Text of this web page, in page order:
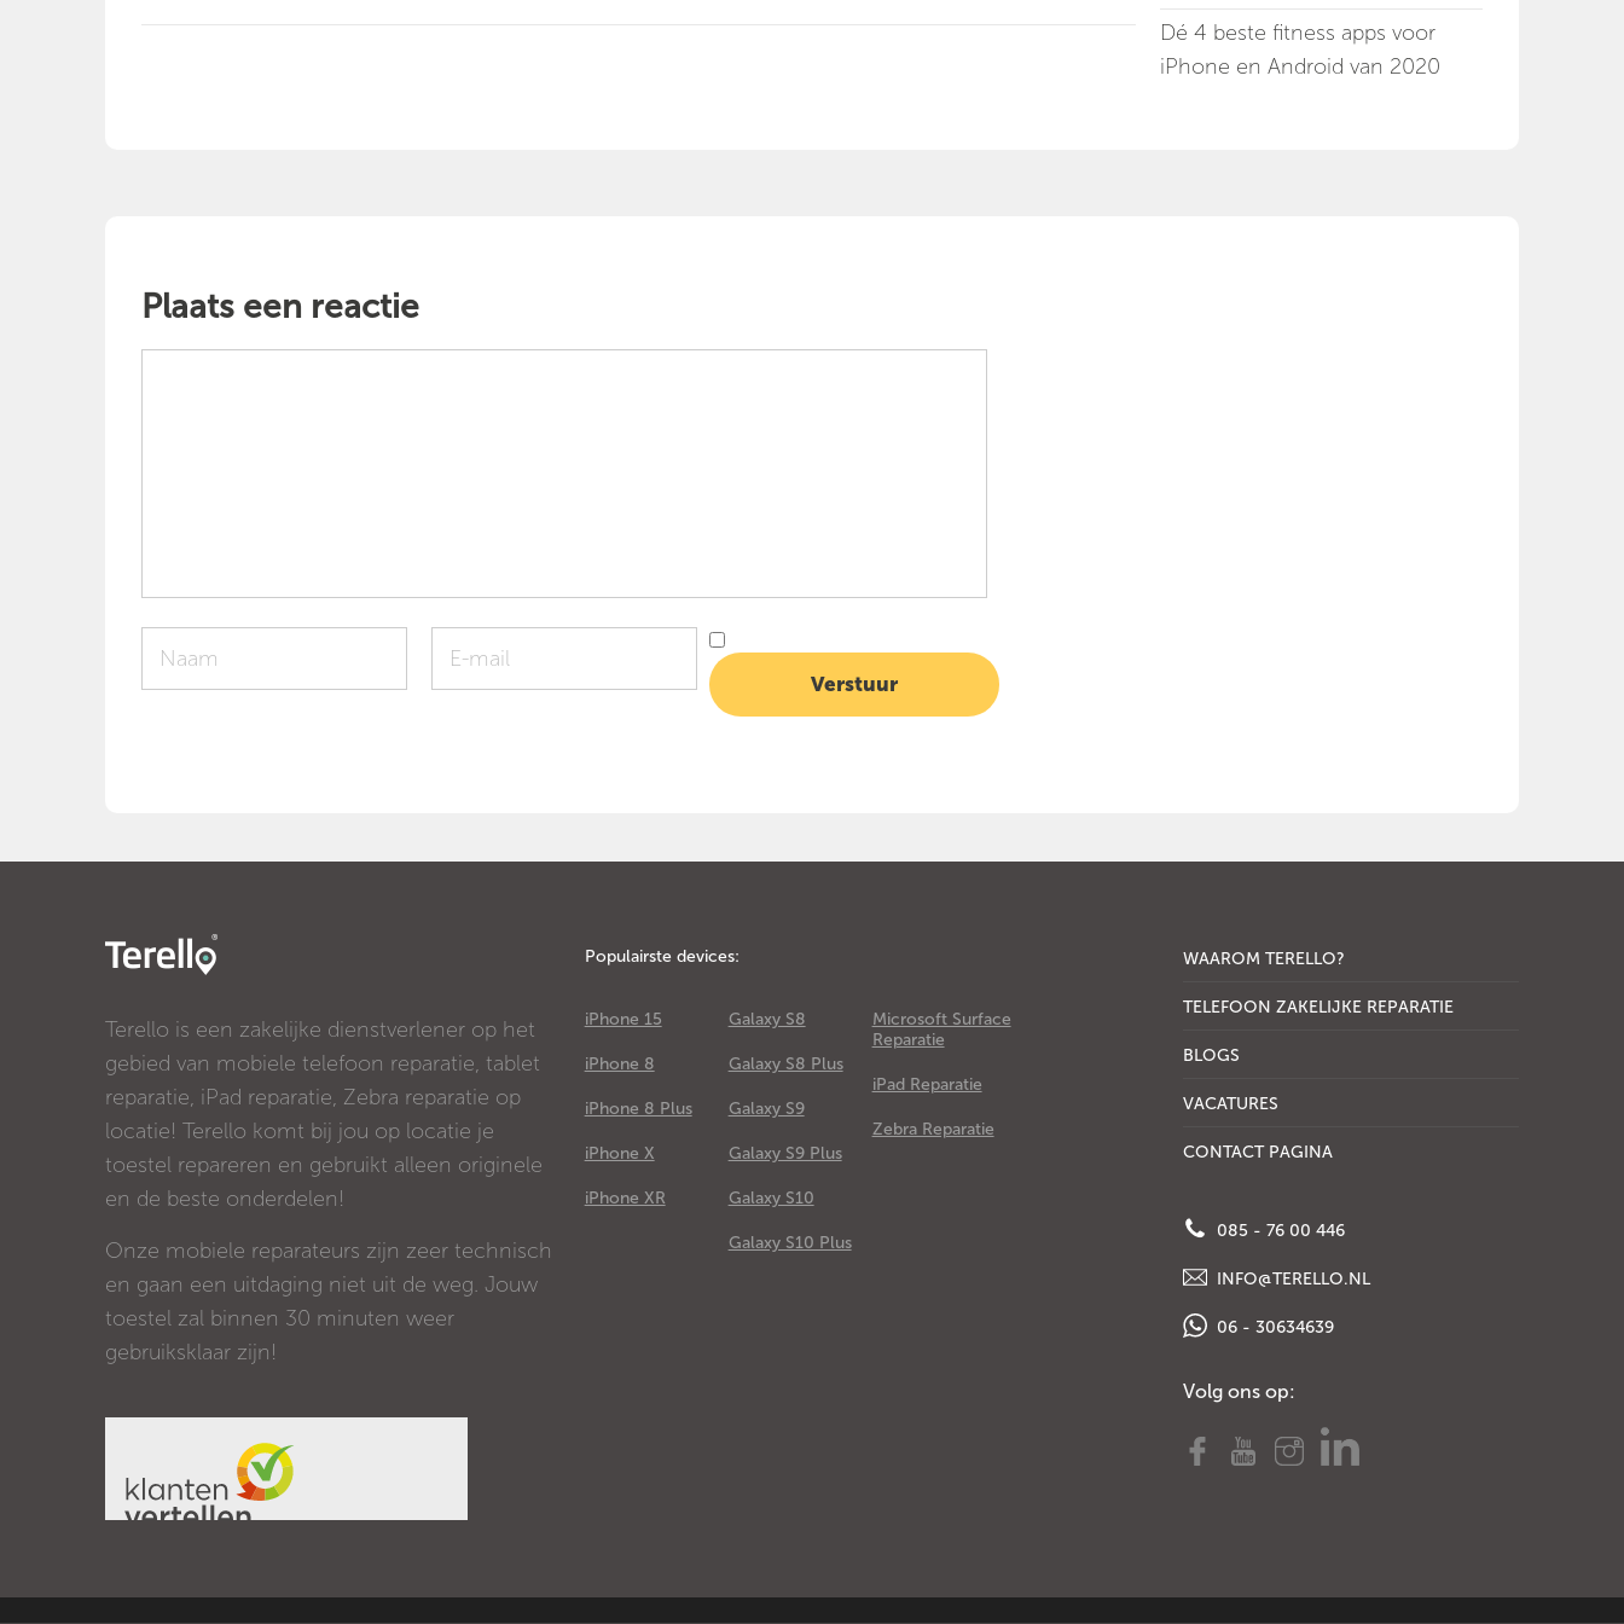
Dé 4 beste fitness apps voor
iPhone en Android van 2020
Plaats een reactie
Terello is een zakelijke dienstverlener op het
gebied van mobiele telefoon reparatie, tablet
reparatie, iPad reparatie, Zebra reparatie op
locatie! Terello komt bij jou op locatie je
toestel repareren en gebruikt alleen originele
en de beste onderdelen!
Onze mobiele reparateurs zijn zeer technisch
en gaan een uitdaging niet uit de weg. Jouw
toestel zal binnen 30 minuten weer
gebruiksklaar zijn!
Populairste devices:
iPhone 15
iPhone 8
iPhone 8 Plus
iPhone X
iPhone XR
Galaxy S8
Galaxy S8 Plus
Galaxy S9
Galaxy S9 Plus
Galaxy S10
Galaxy S10 Plus
Microsoft Surface
Reparatie
iPad Reparatie
Zebra Reparatie
WAAROM TERELLO?
TELEFOON ZAKELIJKE REPARATIE
BLOGS
VACATURES
CONTACT PAGINA
085 - 76 00 446
INFO@TERELLO.NL
06 - 30634639
Volg ons op: